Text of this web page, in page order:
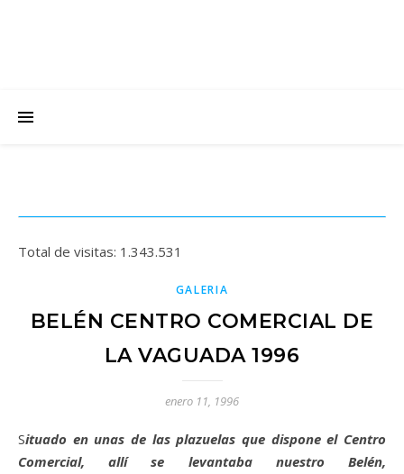
Total de visitas: 1.343.531
GALERIA
BELÉN CENTRO COMERCIAL DE
LA VAGUADA 1996
enero 11, 1996
Situado en unas de las plazuelas que dispone el Centro
Comercial, allíse levantaba nuestro Belén,